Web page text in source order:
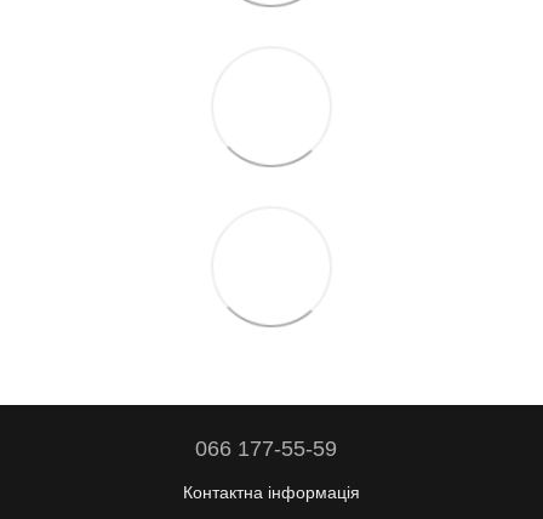
066 177-55-59
Контактна інформація